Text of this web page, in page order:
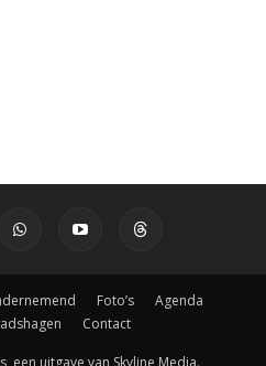
Foto’s
Agenda
Contact
een uitgave van Skyline Media.